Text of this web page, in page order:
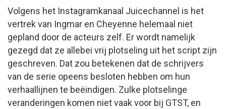
Volgens het Instagramkanaal Juicechannel is het
vertrek van Ingmar en Cheyenne helemaal niet
gepland door de acteurs zelf. Er wordt namelijk
gezegd dat ze allebei vrij plotseling uit het script zijn
geschreven. Dat zou betekenen dat de schrijvers
van de serie opeens besloten hebben om hun
verhaallijnen te beëindigen. Zulke plotselinge
veranderingen komen niet vaak voor bij GTST, en